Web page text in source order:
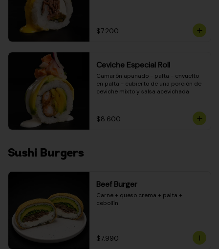
$7.200
Ceviche Especial Roll
Camarón apanado - palta - envuelto
en palta - cubierto de una porción de
ceviche mixto y salsa acevichada
$8.600
Sushi Burgers
Beef Burger
Carne + queso crema + palta +
cebollín
$7.990